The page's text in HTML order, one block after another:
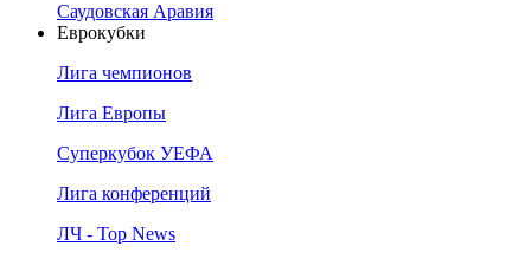
Саудовская Аравия
Еврокубки
Лига чемпионов
Лига Европы
Суперкубок УЕФА
Лига конференций
ЛЧ - Top News